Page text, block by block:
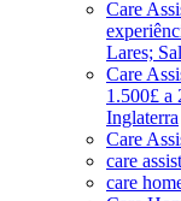
Care
Lares;
Care
1.500£ a
Inglaterra
Care
care
care